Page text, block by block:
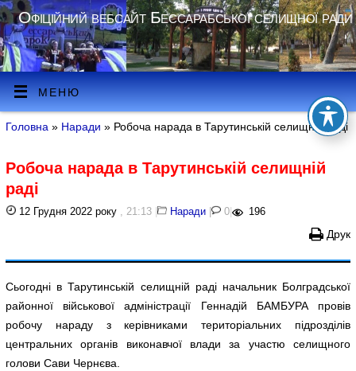
Офіційний вебсайт Бессарабської селищної ради
МЕНЮ
Головна » Наради » Робоча нарада в Тарутинській селищній раді
Робоча нарада в Тарутинській селищній
раді
12 Грудня 2022 року , 21:13 | Наради | 0 | 196
Друк
Сьогодні в Тарутинській селищній раді начальник Болградської
районної військової адміністрації Геннадій БАМБУРА провів
робочу нараду з керівниками територіальних підрозділів
центральних органів виконавчої влади за участю селищного
голови Сави Чернєва.